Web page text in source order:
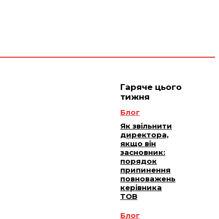
Гаряче цього
тижня
Блог
Як звільнити
директора,
якщо він
засновник:
порядок
припинення
повноважень
керівника
ТОВ
Блог